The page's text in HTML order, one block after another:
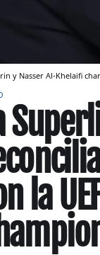
y Nasser Al-Khelaifi
la